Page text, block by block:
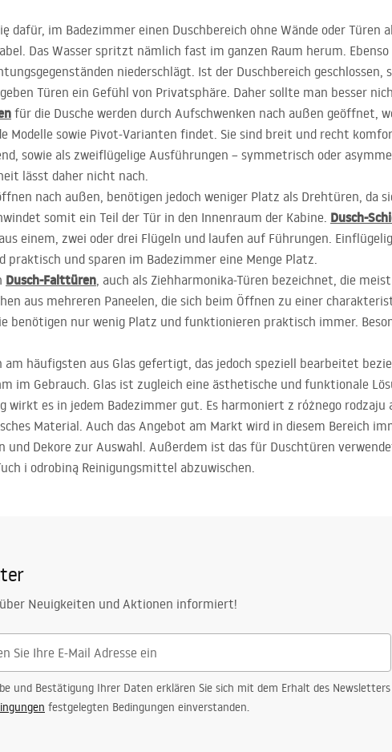
dafür, im Badezimmer einen Duschbereich ohne Wände oder Türen
Das Wasser spritzt nämlich fast im ganzen Raum herum.
niederschlägt. Ist der Duschbereich
Türen ein Gefühl von Privatsphäre. Daher sollte man besser
für die Dusche werden durch Aufschwenken nach außen geöffnet,
Modelle sowie Pivot-Varianten findet. Sie sind breit und recht
sowie als zweiflügelige Ausführungen – symmetrisch oder
lässt daher nicht nach.
nach außen, benötigen jedoch weniger Platz als Drehtüren, da
somit ein Teil der Tür in den Innenraum der Kabine. Dusch-
einem, zwei oder drei Flügeln und laufen auf Führungen.
praktisch und sparen im Badezimmer eine Menge Platz.
Dusch-Falttüren, auch als Ziehharmonika-Türen bezeichnet, die
aus mehreren Paneelen, die sich beim Öffnen zu einer
benötigen nur wenig Platz und funktionieren praktisch immer.
am häufigsten aus Glas gefertigt, das jedoch speziell bearbeitet
im Gebrauch. Glas ist zugleich eine ästhetische und funktionale
wirkt es in jedem Badezimmer gut. Es harmoniert z różnego
Material. Auch das Angebot am Markt wird in diesem Bereich
und Dekore zur Auswahl. Außerdem ist das für Duschtüren
i odrobiną Reinigungsmittel abzuwischen.
Neuigkeiten und Aktionen informiert!
und Bestätigung Ihrer Daten erklären Sie sich mit dem Erhalt des
festgelegten Bedingungen einverstanden.